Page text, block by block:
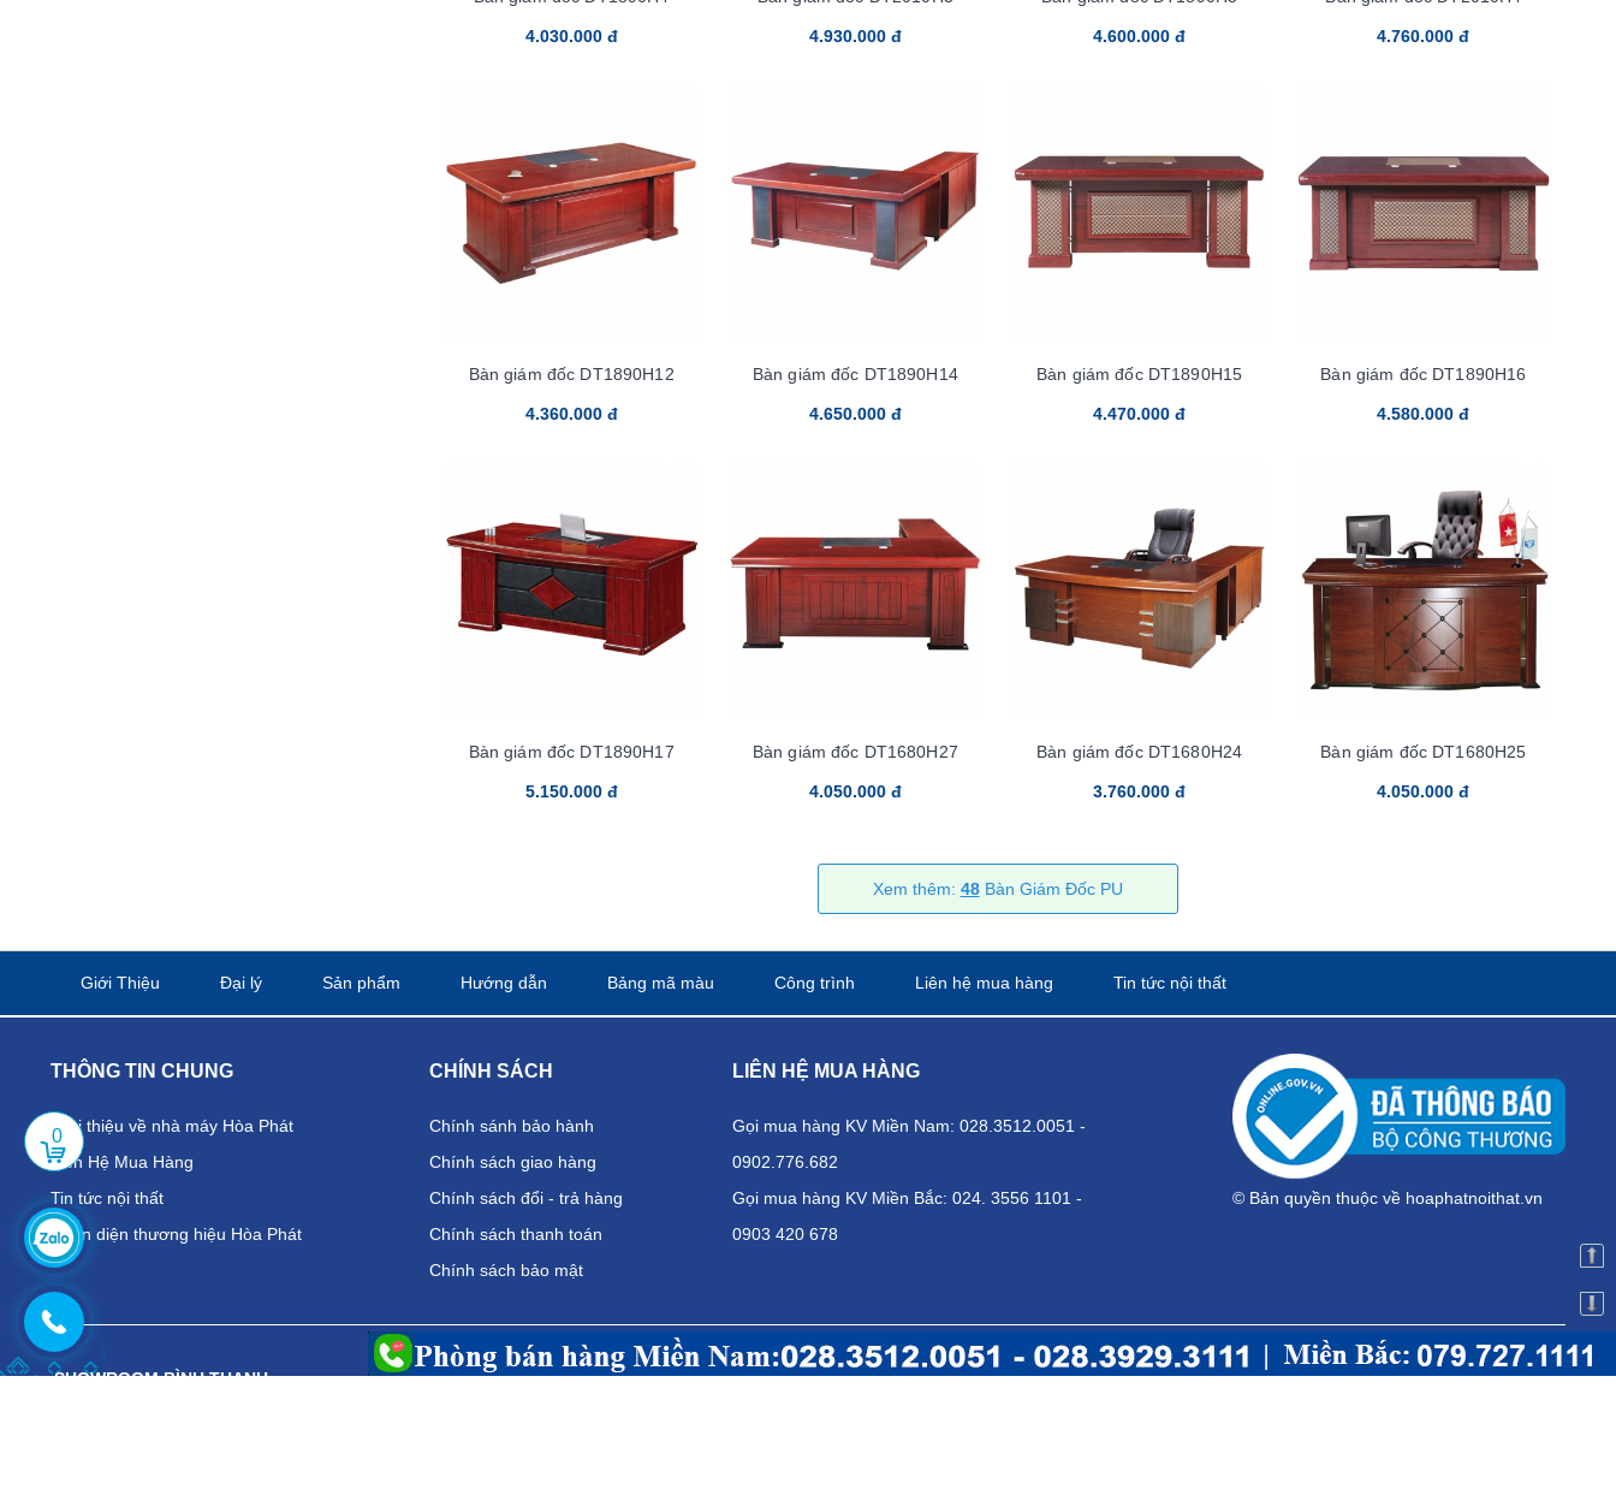
4.030.000 đ 4.930.000 đ 4.600.000 đ 4.760.000 đ
Bàn giám đốc DT1890H12
4.360.000 đ
Bàn giám đốc DT1890H14
4.650.000 đ
Bàn giám đốc DT1890H15
4.470.000 đ
Bàn giám đốc DT1890H16
4.580.000 đ
Bàn giám đốc DT1890H17
5.150.000 đ
Bàn giám đốc DT1680H27
4.050.000 đ
Bàn giám đốc DT1680H24
3.760.000 đ
Bàn giám đốc DT1680H25
4.050.000 đ
Xem thêm: 48Bàn Giám Đốc PU
Giới Thiệu Đại lý Sản phẩm Hướng dẫn Bảng mã màu Công trình Liên hệ mua hàng Tin tức nội thất
THÔNG TIN CHUNG
Giới thiệu về nhà máy Hòa Phát
Liên Hệ Mua Hàng
Tin tức nội thất
Nhận diện thương hiệu Hòa Phát
CHÍNH SÁCH
Chính sánh bảo hành
Chính sách giao hàng
Chính sách đổi - trả hàng
Chính sách thanh toán
Chính sách bảo mật
LIÊN HỆ MUA HÀNG
Gọi mua hàng KV Miền Nam: 028.3512.0051 -
0902.776.682
Gọi mua hàng KV Miền Bắc: 024. 3556 1101 -
0903 420 678
© Bản quyền thuộc về hoaphatnoithat.vn
SHOWROOM BÌNH THẠNH
CHI NHÁNH BÌNH DƯƠNG
CHI NHÁNH HÀ NỘI
0